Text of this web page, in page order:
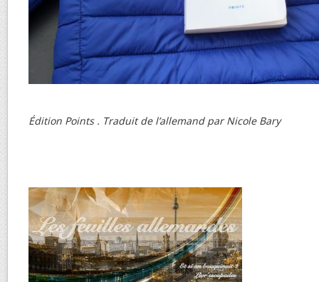
Édition Points . Traduit de l’allemand par Nicole Bary